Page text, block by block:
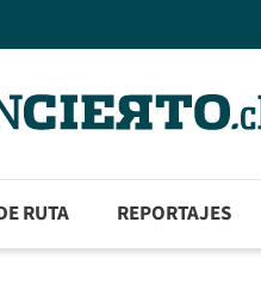
RUTA REPORTAJES